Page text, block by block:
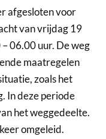
afgesloten voor
van vrijdag 19
06.00 uur. De weg
maatregelen
zoals het
In deze periode
het weggedeelte.
omgeleid.